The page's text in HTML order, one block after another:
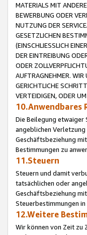
MATERIALS MIT
BEWERBUNG ODER
NUTZUNG DER
GESETZLICHEN
(EINSCHLIESSLICH
DER EINTREIBUNG
ODER
AUFTRAGNEHMER.
GERICHTLICHE
VERTEIDIGEN, ODER
10.Anwendbares
Die Beilegung etwaiger
angeblichen
Geschäftsbeziehung
Bestimmungen zu
11.Steuern
Steuern und damit
tatsächlichen oder
Geschäftsbeziehung
Steuerbestimmungen in
12.Weitere
Wir können von Zeit zu